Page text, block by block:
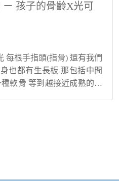
ㄧ 孩子的骨齡X光可
每根手指頭(指骨) 還有我們
也都有生長板 那包括中間
軟骨 等到越接近成熟的時